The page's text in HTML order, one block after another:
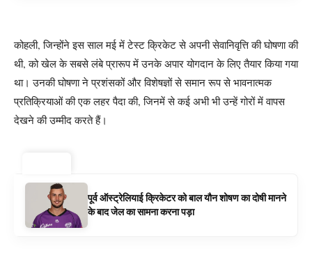
कोहली, जिन्होंने इस साल मई में टेस्ट क्रिकेट से अपनी सेवानिवृत्ति की घोषणा की
थी, को खेल के सबसे लंबे प्रारूप में उनके अपार योगदान के लिए तैयार किया गया
था। उनकी घोषणा ने प्रशंसकों और विशेषज्ञों से समान रूप से भावनात्मक
प्रतिक्रियाओं की एक लहर पैदा की, जिनमें से कई अभी भी उन्हें गोरों में वापस
देखने की उम्मीद करते हैं।
पूर्व ऑस्ट्रेलियाई क्रिकेटर को बाल यौन शोषण का दोषी मानने
के बाद जेल का सामना करना पड़ा